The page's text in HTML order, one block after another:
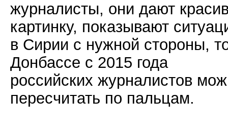
журналисты, они дают
картинку, показывают
в Сирии с нужной стороны,
Донбассе с 2015 года
российских журналистов
пересчитать по пальцам.